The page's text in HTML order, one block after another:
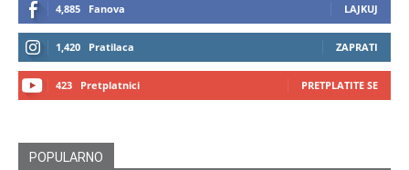
4,885 Fanova LAJKUJ
1,420 Pratilaca ZAPRATI
423 Pretplatnici PRETPLATITE SE
POPULARNO